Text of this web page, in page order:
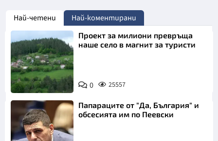
Най-четени Най-коментирани
Проект за милиони превръща
наше село в магнит за туристи
0 25557
Папараците от "Да, България" и
обсесията им по Пеевски